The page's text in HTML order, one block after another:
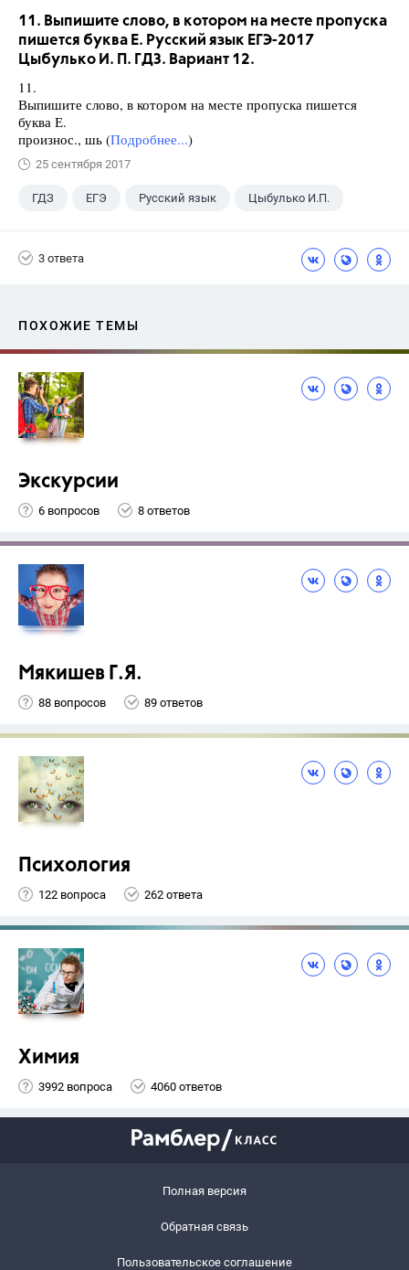
11. Выпишите слово, в котором на месте пропуска
пишется буква Е. Русский язык ЕГЭ-2017
Цыбулько И. П. ГДЗ. Вариант 12.
11.
Выпишите слово, в котором на месте пропуска пишется
буква Е.
произнос., шь (Подробнее...)
25 сентября 2017
ГДЗ ЕГЭ Русский язык Цыбулько И.П.
3 ответа
ПОХОЖИЕ ТЕМЫ
Экскурсии
6 вопросов 8 ответов
Мякишев Г.Я.
88 вопросов 89 ответов
Психология
122 вопроса 262 ответа
Химия
3992 вопроса 4060 ответов
Полная версия
Обратная связь
Пользовательское соглашение